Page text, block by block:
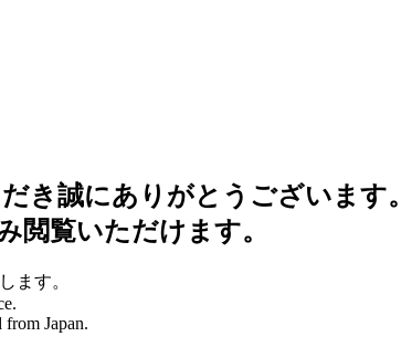
き誠にありがとうございます。
閲覧いただけます。
ます。
from Japan.